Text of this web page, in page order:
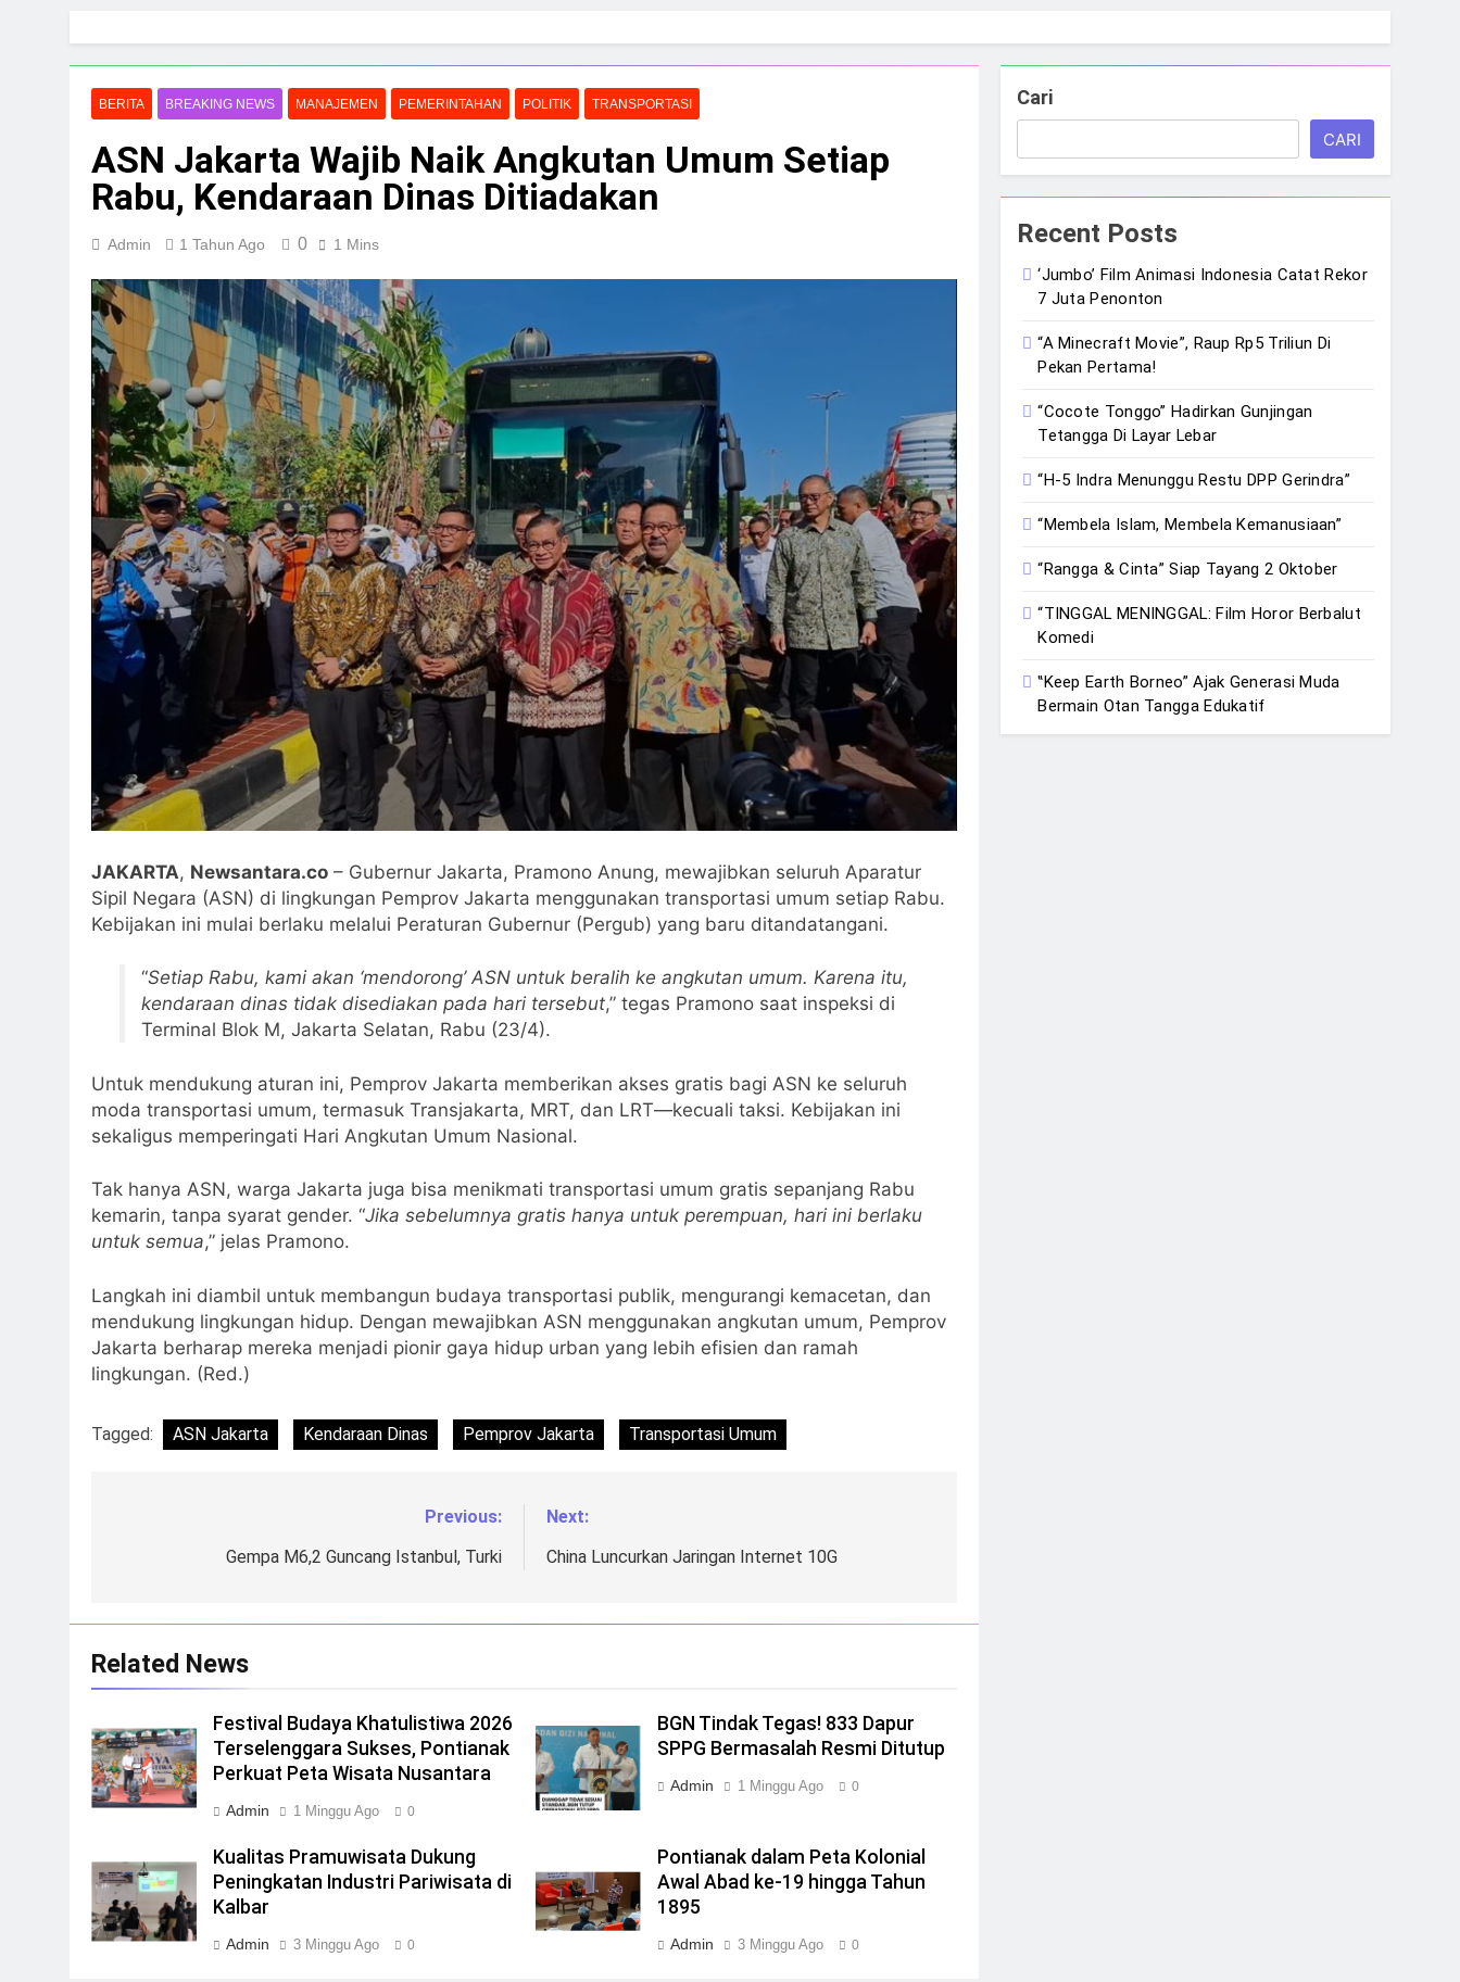
BERITA BREAKING NEWS MANAJEMEN PEMERINTAHAN POLITIK TRANSPORTASI
ASN Jakarta Wajib Naik Angkutan Umum Setiap
Rabu, Kendaraan Dinas Ditiadakan
Admin 1 Tahun Ago 0 1 Mins
JAKARTA, Newsantara.co – Gubernur Jakarta, Pramono Anung, mewajibkan seluruh Aparatur
Sipil Negara (ASN) di lingkungan Pemprov Jakarta menggunakan transportasi umum setiap Rabu.
Kebijakan ini mulai berlaku melalui Peraturan Gubernur (Pergub) yang baru ditandatangani.
“Setiap Rabu, kami akan ‘mendorong’ ASN untuk beralih ke angkutan umum. Karena itu,
kendaraan dinas tidak disediakan pada hari tersebut,” tegas Pramono saat inspeksi di
Terminal Blok M, Jakarta Selatan, Rabu (23/4).
Untuk mendukung aturan ini, Pemprov Jakarta memberikan akses gratis bagi ASN ke seluruh
moda transportasi umum, termasuk Transjakarta, MRT, dan LRT—kecuali taksi. Kebijakan ini
sekaligus memperingati Hari Angkutan Umum Nasional.
Tak hanya ASN, warga Jakarta juga bisa menikmati transportasi umum gratis sepanjang Rabu
kemarin, tanpa syarat gender. “Jika sebelumnya gratis hanya untuk perempuan, hari ini berlaku
untuk semua,” jelas Pramono.
Langkah ini diambil untuk membangun budaya transportasi publik, mengurangi kemacetan, dan
mendukung lingkungan hidup. Dengan mewajibkan ASN menggunakan angkutan umum, Pemprov
Jakarta berharap mereka menjadi pionir gaya hidup urban yang lebih efisien dan ramah
lingkungan. (Red.)
Tagged: ASN Jakarta Kendaraan Dinas Pemprov Jakarta Transportasi Umum
Previous:
Gempa M6,2 Guncang Istanbul, Turki
Next:
China Luncurkan Jaringan Internet 10G
Related News
Festival Budaya Khatulistiwa 2026
Terselenggara Sukses, Pontianak
Perkuat Peta Wisata Nusantara
Admin 1 Minggu Ago 0
BGN Tindak Tegas! 833 Dapur
SPPG Bermasalah Resmi Ditutup
Admin 1 Minggu Ago 0
Kualitas Pramuwisata Dukung
Peningkatan Industri Pariwisata di
Kalbar
Admin 3 Minggu Ago 0
Pontianak dalam Peta Kolonial
Awal Abad ke-19 hingga Tahun
1895
Admin 3 Minggu Ago 0
Cari
CARI
Recent Posts
‘Jumbo’ Film Animasi Indonesia Catat Rekor
7 Juta Penonton
“A Minecraft Movie”, Raup Rp5 Triliun Di
Pekan Pertama!
“Cocote Tonggo” Hadirkan Gunjingan
Tetangga Di Layar Lebar
“H-5 Indra Menunggu Restu DPP Gerindra”
“Membela Islam, Membela Kemanusiaan”
“Rangga & Cinta” Siap Tayang 2 Oktober
“TINGGAL MENINGGAL: Film Horor Berbalut
Komedi
‟Keep Earth Borneo” Ajak Generasi Muda
Bermain Otan Tangga Edukatif